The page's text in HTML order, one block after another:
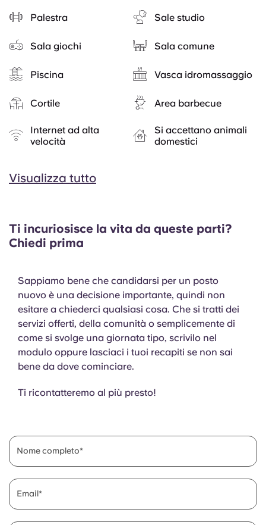
Palestra Sale studio
Sala giochi Sala comune
Piscina Vasca idromassaggio
Cortile Area barbecue
Internet ad alta
velocità
Si accettano animali
domestici
Visualizza tutto
Ti incuriosisce la vita da queste parti?
Chiedi prima
Sappiamo bene che candidarsi per un posto
nuovo è una decisione importante, quindi non
esitare a chiederci qualsiasi cosa. Che si tratti dei
servizi offerti, della comunità o semplicemente di
come si svolge una giornata tipo, scrivilo nel
modulo oppure lasciaci i tuoi recapiti se non sai
bene da dove cominciare.
Ti ricontatteremo al più presto!
Nome completo
Email